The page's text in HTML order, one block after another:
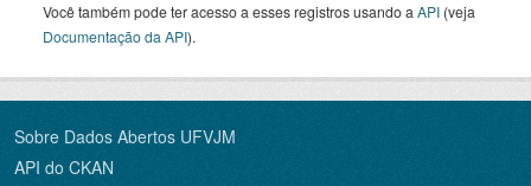
Você também pode ter acesso a esses registros usando a API (veja
Documentação da API).
Sobre Dados Abertos UFVJM
API do CKAN